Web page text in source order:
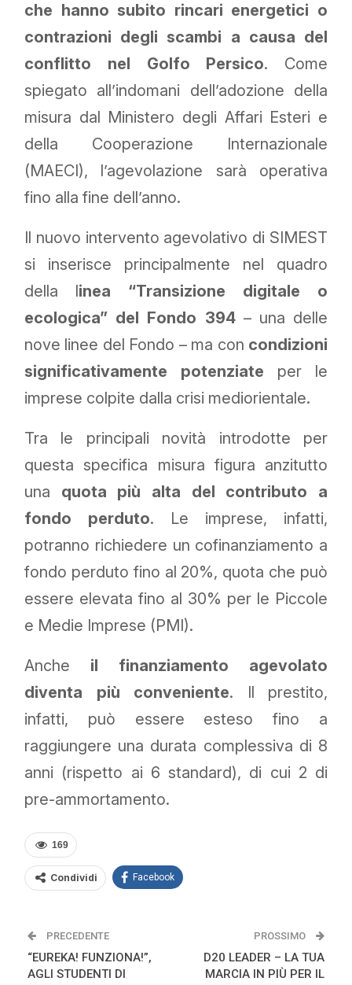
che hanno subito rincari energetici o
contrazioni degli scambi a causa del
conflitto nel Golfo Persico. Come
spiegato all’indomani dell’adozione della
misura dal Ministero degli Affari Esteri e
della Cooperazione Internazionale
(MAECI), l’agevolazione sarà operativa
fino alla fine dell’anno.
Il nuovo intervento agevolativo di SIMEST
si inserisce principalmente nel quadro
della linea “Transizione digitale o
ecologica” del Fondo 394– una delle
nove linee del Fondo – ma con condizioni
significativamente potenziate per le
imprese colpite dalla crisi mediorientale.
Tra le principali novità introdotte per
questa specifica misura figura anzitutto
una quota più alta del contributo a
fondo perduto. Le imprese, infatti,
potranno richiedere un cofinanziamento a
fondo perduto fino al 20%, quota che può
essere elevata fino al 30% per le Piccole
e Medie Imprese (PMI).
Anche il finanziamento agevolato
diventa più conveniente. Il prestito,
infatti, può essere esteso fino a
raggiungere una durata complessiva di 8
anni (rispetto ai 6 standard), di cui 2 di
pre-ammortamento.
169
Condividi Facebook
PRECEDENTE
“EUREKA! FUNZIONA!”,
AGLI STUDENTI DI
PROSSIMO
D20 LEADER – LA TUA
MARCIA IN PIÙ PER IL